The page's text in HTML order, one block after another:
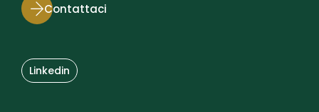
Contattaci
Linkedin